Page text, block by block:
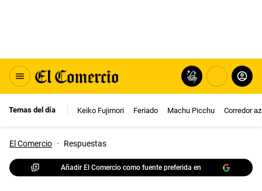
Temas del día Keiko Fujimori Feriado Machu Picchu Corredor
El Comercio · Respuestas
Añadir El Comercio como fuente preferida en